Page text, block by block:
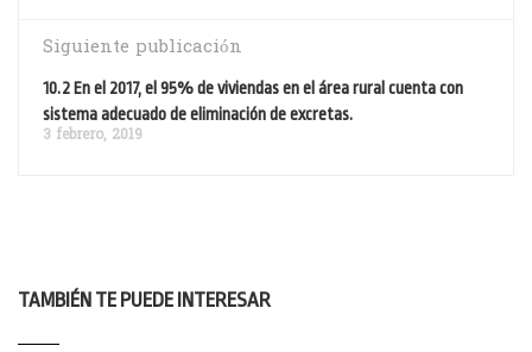
Siguiente publicación
10.2 En el 2017, el 95% de viviendas en el área rural cuenta con
sistema adecuado de eliminación de excretas.
3 febrero, 2019
TAMBIÉN TE PUEDE INTERESAR